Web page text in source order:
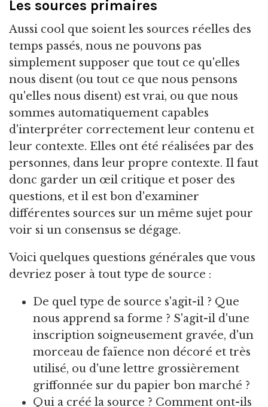
Les sources primaires
Aussi cool que soient les sources réelles des
temps passés, nous ne pouvons pas
simplement supposer que tout ce qu'elles
nous disent (ou tout ce que nous pensons
qu'elles nous disent) est vrai, ou que nous
sommes automatiquement capables
d'interpréter correctement leur contenu et
leur contexte. Elles ont été réalisées par des
personnes, dans leur propre contexte. Il faut
donc garder un œil critique et poser des
questions, et il est bon d'examiner
différentes sources sur un même sujet pour
voir si un consensus se dégage.
Voici quelques questions générales que vous
devriez poser à tout type de source :
De quel type de source s'agit-il ? Que
nous apprend sa forme ? S'agit-il d'une
inscription soigneusement gravée, d'un
morceau de faïence non décoré et très
utilisé, ou d'une lettre grossièrement
griffonnée sur du papier bon marché ?
Qui a créé la source ? Comment ont-ils